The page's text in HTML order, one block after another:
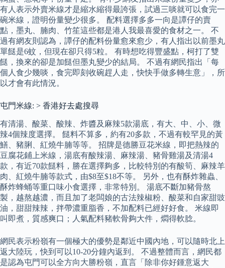
有人表示外賣米線才是縮水縮得最誇張，試過三啖就可以食完一
碗米線，證明份量變少很多。 配料選擇多多一向是譚仔的賣
點，墨丸、腩肉、竹笙這些都是港人我最喜愛的食材之一。 不
過有網友則認為，譚仔的配料份量愈來愈少，有人指出以前墨丸
單餸是6蚊，但現在卻只得5粒。 有時想吃得豐盛點，柯打了雙
餸，換來的卻是加餸但墨丸變少的結局。 不過有網民指出「每
個人食少幾啖，食完即刻收碗趕人走，快快手做多轉生意」，所
以才會有此情況。
屯門米線: > 香港好去處搜尋
有清湯、酸菜、酸辣、炸醬及麻辣5款湯底，有大、中、小、微
辣4個辣度選擇。 餸料不算多，約有20多款，不過有較罕見的黃
鱔、豬脷、紅燒牛腩等等。 招牌是德勝豆花米線，即把熱辣的
豆腐花鋪上米線，湯底有酸辣湯、麻辣湯、豬骨雞湯及清湯4
款，有近70款餸料，勝在選擇夠多，比較特別的有酸筍、麻辣羊
肉、紅燒牛腩等款式，由$8至$18不等。 另外，也有酥炸雜蟲、
酥炸蜂蛹等重口味小食選擇，非常特別。 湯底不斷加豬骨熬
製，越熬越濃，而且加了老闆娘的古法辣椒粉、酸菜和自家甜豉
油，甜甜辣辣，拌帶濃重脂香，不加配料已經好好食。 米線即
叫即煮，質感爽口；人氣配料豬軟骨夠大件，燜得軟腍。
網民表示粉嶺有一個極大的優勢是鄰近中國內地，可以隨時北上
返大陸玩，快到可以10-20分鐘內返到。 不過整體而言，網民都
是認為屯門可以全方向大勝粉嶺，直言「除非你好鍾意返大